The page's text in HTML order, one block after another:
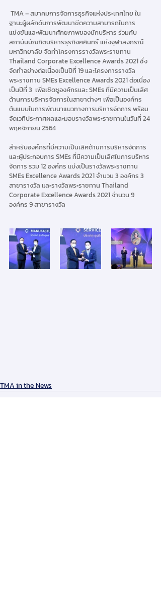
ฐานะผู้ผลักดันการพัฒนาขีดความสามารถในการ
แข่งขันและพัฒนาศักยภาพของนักบริหาร ร่วมกับ
สถาบันบัณฑิตบริหารธุรกิจศศินทร์ แห่งจุฬาลงกรณ์
มหาวิทยาลัย จัดทำโครงการรางวัลพระราชทาน
Thailand Corporate Excellence Awards 2021 ซึ่ง
จัดทำอย่างต่อเนื่องเป็นปีที่ 19 และโครงการรางวัล
พระราชทาน SMEs Excellence Awards 2021 ต่อเนื่อง
เป็นปีที่ 3  เพื่อเชิดชูองค์กรและ SMEs ที่มีความเป็นเลิศ
ด้านการบริหารจัดการในสาขาต่างๆ เพื่อเป็นองค์กร
ต้นแบบในการพัฒนาแนวทางการบริหารจัดการ พร้อม
จัดเวทีประกาศผลและมอบรางวัลพระราชทานในวันที่ 24
พฤศจิกายน 2564
สำหรับองค์กรที่มีความเป็นเลิศด้านการบริหารจัดการ
และผู้ประกอบการ SMEs ที่มีความเป็นเลิศในการบริหาร
จัดการ รวม 12 องค์กร แบ่งเป็นรางวัลพระราชทาน
SMEs Excellence Awards 2021 จำนวน 3 องค์กร 3
สาขารางวัล และรางวัลพระราชทาน Thailand
Corporate Excellence Awards 2021 จำนวน 9
องค์กร 9 สาขารางวัล
TMA in the News